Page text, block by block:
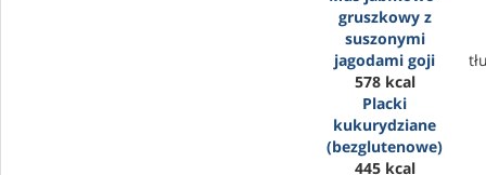
gruszkowy z
suszonymi
jagodami goji
578 kcal
Placki
kukurydziane
(bezglutenowe)
445 kcal